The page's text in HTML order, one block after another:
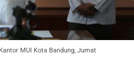
MUI Kota Bandung, Jumat